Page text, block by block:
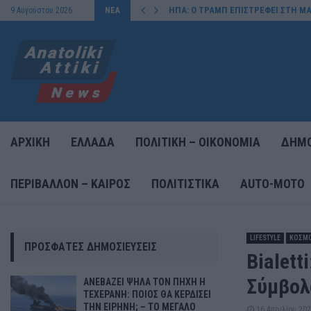
9 Αυγούστου 2026 ΝΕΑ ΗΠΑ: Ο ΤΡΑΜΠ ΕΠΙΣΤΡΕΦΕΙ ΣΤΗ
ΑΡΧΙΚΗ ΕΛΛΑΔΑ ΠΟΛΙΤΙΚΗ – ΟΙΚΟΝΟΜΙΑ
ΠΕΡΙΒΑΛΛΟΝ – ΚΑΙΡΟΣ ΠΟΛΙΤΙΣΤΙΚΑ AUTO-MOTO
LIFESTYLE
ΠΡΌΣΦΑΤΕΣ ΔΗΜΟΣΙΕΎΣΕΙΣ
ΑΝΕΒΑΖΕΙ ΨΗΛΑ ΤΟΝ ΠΗΧΗ Η
ΤΕΧΕΡΑΝΗ: ΠΟΙΟΣ ΘΑ ΚΕΡΔΙΣΕΙ
ΤΗΝ ΕΙΡΗΝΗ; – ΤΟ ΜΕΓΑΛΟ